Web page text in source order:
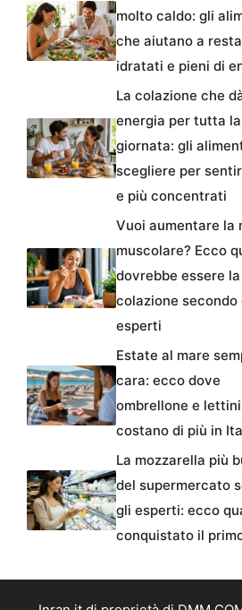
molto caldo: gli
che aiutano a
idratati e pieni di
La colazione che
energia per tutta la
giornata: gli
scegliere per
e più concentrati
Vuoi aumentare la
muscolare? Ecco
dovrebbe essere la
colazione secondo
esperti
Estate al mare
cara: ecco dove
ombrellone e lettini
costano di più in
La mozzarella più
del supermercato
gli esperti: ecco
conquistato il